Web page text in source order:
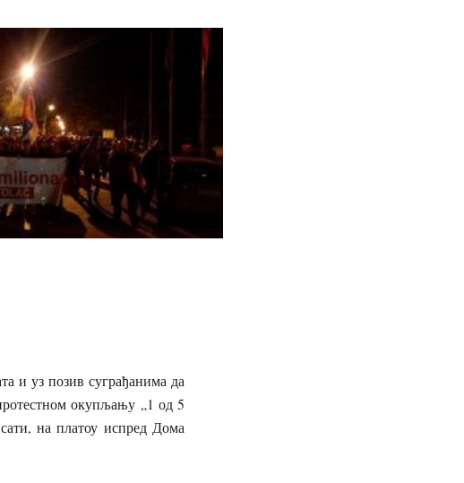
и уз позив суграђанима да
окупљању „1 од 5
на платоу испред Дома